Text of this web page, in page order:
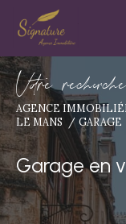
Vore recece
AGENCE
LE MANS
GARAGE
Garage en